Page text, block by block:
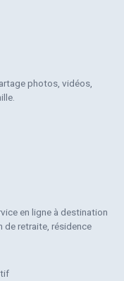
photos, vidéos,
en ligne à destination
de retraite, résidence